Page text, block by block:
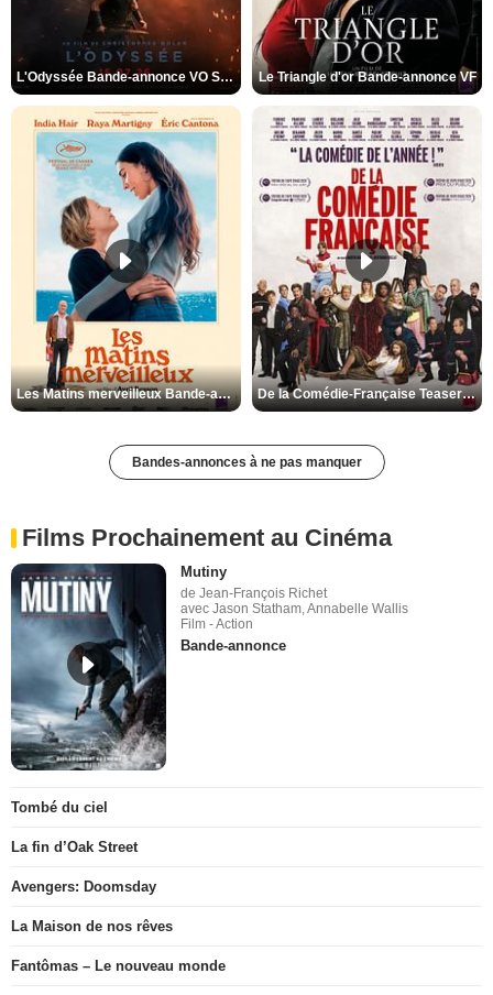
L'Odyssée Bande-annonce VO STFR Le Triangle d'or Bande-annonce VF
Les Matins merveilleux Bande-annonce VF De la Comédie-Française Teaser VF
Bandes-annonces à ne pas manquer
Films Prochainement au Cinéma
Mutiny
de Jean-François Richet
avec Jason Statham, Annabelle Wallis
Film - Action
Bande-annonce
Tombé du ciel
La fin d’Oak Street
Avengers: Doomsday
La Maison de nos rêves
Fantômas – Le nouveau monde